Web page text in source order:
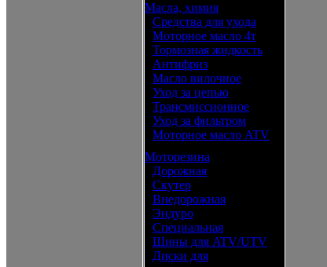
Масла, химия
Средства для ухода
Моторное масло 4т
Тормозная жидкость
Антифриз
Масло вилочное
Уход за цепью
Трансмиссионное
Уход за фильтром
Моторное масло ATV
Моторезина
Дорожная
Скутер
Внедорожная
Эндуро
Специальная
Шины для ATV/UTV
Диски для